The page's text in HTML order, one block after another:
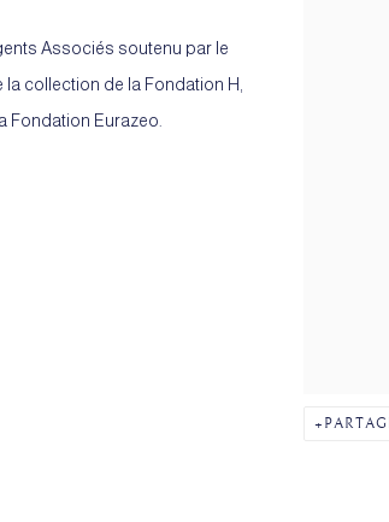
Associés soutenu par le
collection de la Fondation H,
Fondation Eurazeo.